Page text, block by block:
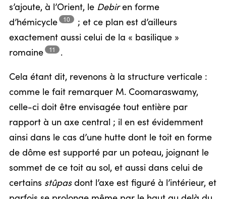
s’ajoute, à l’Orient, le Debiren forme
d’hémicycle
10 ; et ce plan est d’ailleurs
exactement aussi celui de la « basilique »
romaine
11 .
Cela étant dit, revenons à la structure verticale :
comme le fait remarquer M. Coomaraswamy,
celle-ci doit être envisagée tout entière par
rapport à un axe central ; il en est évidemment
ainsi dans le cas d’une hutte dont le toit en forme
de dôme est supporté par un poteau, joignant le
sommet de ce toit au sol, et aussi dans celui de
certains stûpasdont l’axe est figuré à l’intérieur, et